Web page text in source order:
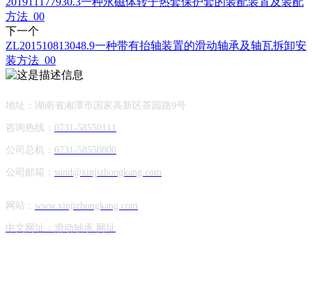
方法_00
下一个
ZL201510813048.9一种带有抬轴装置的滑动轴承及轴瓦拆卸安
装方法_00
地址：湖南省湘潭市国家高新区茶园路9号
咨询热线： 0731-58550111
公司总机： 0731-58550800
公司邮箱： sund@xinjizhongkang.com
网站： www.xinjizhongkang.com
中文网址：滑动轴承.网址